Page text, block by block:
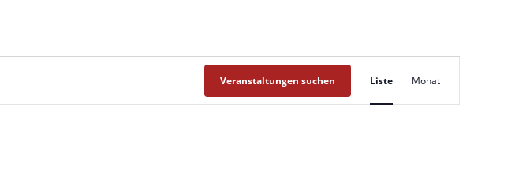
Veranstaltungen suchen Liste Monat